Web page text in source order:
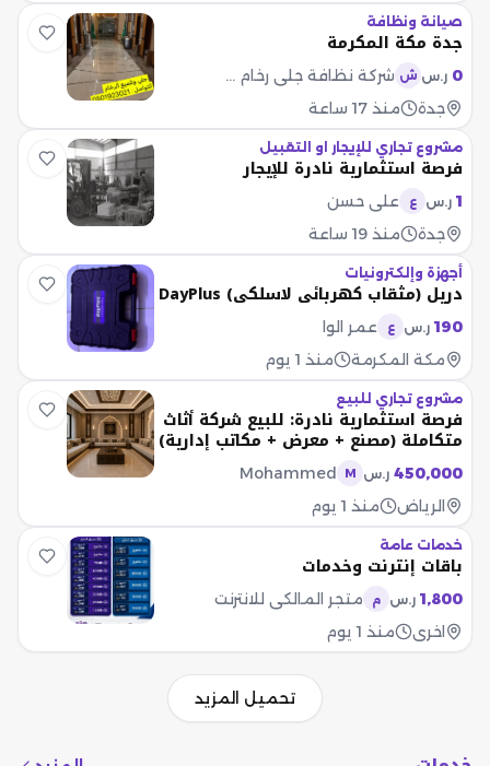
صيانة ونظافة
جدة مكة المكرمة
0 ر.س ش
شركة نظافة جلي رخام جدة
جدة
منذ 17 ساعة
مشروع تجاري للإيجار او التقبيل
فرصة استثمارية نادرة للإيجار
1 ر.س ع
علي حسن
جدة
منذ 19 ساعة
أجهزة وإلكترونيات
دريل (مثقاب كهربائي لاسلكي) DayPlus
190 ر.س ع
عمر الوا
مكة المكرمة
منذ 1 يوم
مشروع تجاري للبيع
فرصة استثمارية نادرة: للبيع شركة أثاث
متكاملة (مصنع + معرض + مكاتب إدارية)
450,000 ر.س M
Mohammed
الرياض
منذ 1 يوم
خدمات عامة
باقات إنترنت وخدمات
1,800 ر.س م
متجر المالكي للانترنت
اخرى
منذ 1 يوم
تحميل المزيد